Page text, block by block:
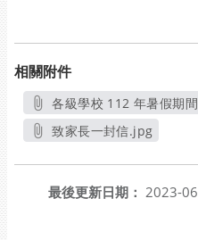
相關附件
各級學校 112 年暑假期
致家長一封信.jpg
最後更新日期： 2023-